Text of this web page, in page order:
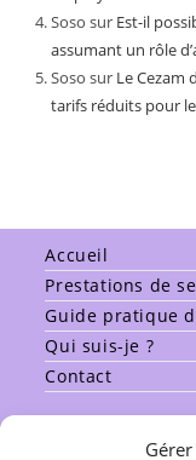
Soso sur Est-il
assumant un rôle
Soso sur Le Cezam
tarifs réduits pour
Accueil
Prestations de
Guide pratique
Qui suis-je ?
Contact